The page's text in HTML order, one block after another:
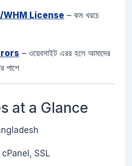
License – কম খরচে
– ওয়েবসাইট এরর হলে আমাদের
পাশে
at a Glance
SSL